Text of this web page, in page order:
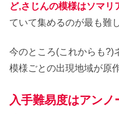
ど,さじんの模様はソマリ
ていて集めるのが最も難
今のところ(これからも?)
模様ごとの出現地域が原
入手難易度はアンノ